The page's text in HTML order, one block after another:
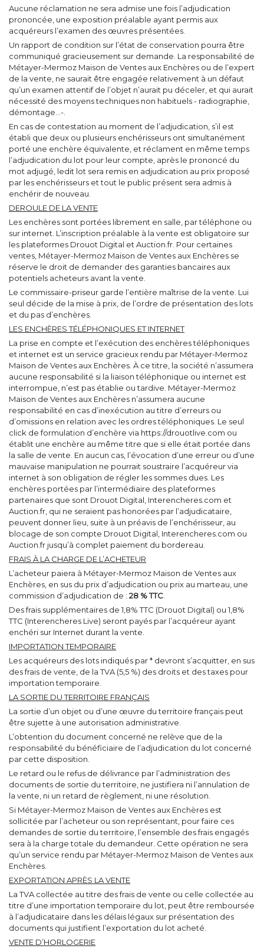
Aucune réclamation ne sera admise une fois l’adjudication
prononcée, une exposition préalable ayant permis aux
acquéreurs l’examen des œuvres présentées.
Un rapport de condition sur l’état de conservation pourra être
communiqué gracieusement sur demande. La responsabilité de
Métayer-Mermoz Maison de Ventes aux Enchères ou de l’expert
de la vente, ne saurait être engagée relativement à un défaut
qu’un examen attentif de l’objet n’aurait pu déceler, et qui aurait
nécessité des moyens techniques non habituels - radiographie,
démontage…-.
En cas de contestation au moment de l’adjudication, s’il est
établi que deux ou plusieurs enchérisseurs ont simultanément
porté une enchère équivalente, et réclament en même temps
l’adjudication du lot pour leur compte, après le prononcé du
mot adjugé, ledit lot sera remis en adjudication au prix proposé
par les enchérisseurs et tout le public présent sera admis à
enchérir de nouveau.
DEROULE DE LA VENTE
Les enchères sont portées librement en salle, par téléphone ou
sur internet. L’inscription préalable à la vente est obligatoire sur
les plateformes Drouot Digital et Auction.fr. Pour certaines
ventes, Métayer-Mermoz Maison de Ventes aux Enchères se
réserve le droit de demander des garanties bancaires aux
potentiels acheteurs avant la vente.
Le commissaire-priseur garde l’entière maîtrise de la vente. Lui
seul décide de la mise à prix, de l’ordre de présentation des lots
et du pas d’enchères.
LES ENCHÈRES TÉLÉPHONIQUES ET INTERNET
La prise en compte et l’exécution des enchères téléphoniques
et internet est un service gracieux rendu par Métayer-Mermoz
Maison de Ventes aux Enchères. À ce titre, la société n’assumera
aucune responsabilité si la liaison téléphonique ou internet est
interrompue, n’est pas établie ou tardive. Métayer-Mermoz
Maison de Ventes aux Enchères n’assumera aucune
responsabilité en cas d’inexécution au titre d’erreurs ou
d’omissions en relation avec les ordres téléphoniques. Le seul
click de formulation d’enchère via https://drouotlive.com ou
établit une enchère au même titre que si elle était portée dans
la salle de vente. En aucun cas, l’évocation d’une erreur ou d’une
mauvaise manipulation ne pourrait soustraire l’acquéreur via
internet à son obligation de régler les sommes dues. Les
enchères portées par l’intermédiaire des plateformes
partenaires que sont Drouot Digital, Interencheres.com et
Auction.fr, qui ne seraient pas honorées par l’adjudicataire,
peuvent donner lieu, suite à un préavis de l’enchérisseur, au
blocage de son compte Drouot Digital, Interencheres.com ou
Auction.fr jusqu’à complet paiement du bordereau.
FRAIS À LA CHARGE DE L’ACHETEUR
L’acheteur paiera à Métayer-Mermoz Maison de Ventes aux
Enchères, en sus du prix d’adjudication ou prix au marteau, une
commission d’adjudication de : 28 % TTC.
Des frais supplémentaires de 1,8% TTC (Drouot Digital) ou 1,8%
TTC (Interencheres Live) seront payés par l’acquéreur ayant
enchéri sur Internet durant la vente.
IMPORTATION TEMPORAIRE
Les acquéreurs des lots indiqués par * devront s’acquitter, en sus
des frais de vente, de la TVA (5,5 %) des droits et des taxes pour
importation temporaire.
LA SORTIE DU TERRITOIRE FRANÇAIS
La sortie d’un objet ou d’une œuvre du territoire français peut
être sujette à une autorisation administrative.
L’obtention du document concerné ne relève que de la
responsabilité du bénéficiaire de l’adjudication du lot concerné
par cette disposition.
Le retard ou le refus de délivrance par l’administration des
documents de sortie du territoire, ne justifiera ni l’annulation de
la vente, ni un retard de règlement, ni une résolution.
Si Métayer-Mermoz Maison de Ventes aux Enchères est
sollicitée par l’acheteur ou son représentant, pour faire ces
demandes de sortie du territoire, l’ensemble des frais engagés
sera à la charge totale du demandeur. Cette opération ne sera
qu’un service rendu par Métayer-Mermoz Maison de Ventes aux
Enchères.
EXPORTATION APRÈS LA VENTE
La TVA collectée au titre des frais de vente ou celle collectée au
titre d’une importation temporaire du lot, peut être remboursée
à l’adjudicataire dans les délais légaux sur présentation des
documents qui justifient l’exportation du lot acheté.
VENTE D’HORLOGERIE